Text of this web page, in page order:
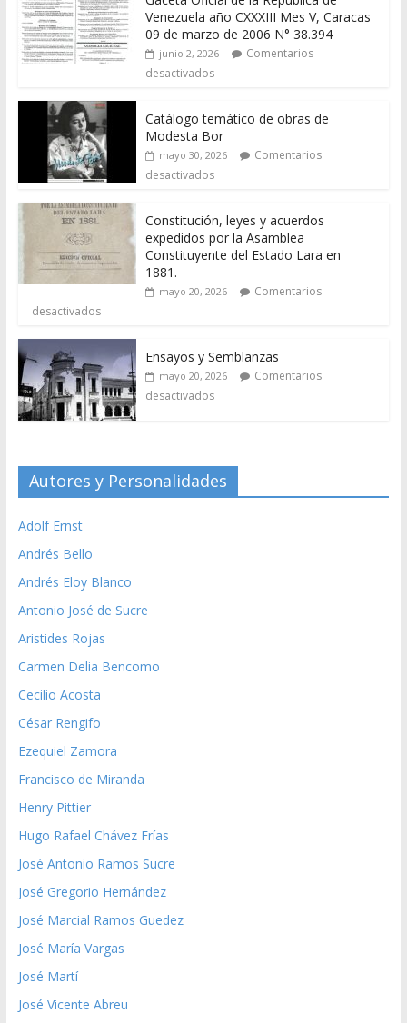
Venezuela año CXXXIII Mes V, Caracas
09 de marzo de 2006 N° 38.394
junio 2, 2026
Comentarios
desactivados
Catálogo temático de obras de
Modesta Bor
mayo 30, 2026
Comentarios
desactivados
Constitución, leyes y acuerdos
expedidos por la Asamblea
Constituyente del Estado Lara en
1881.
mayo 20, 2026
Comentarios
desactivados
Ensayos y Semblanzas
mayo 20, 2026
Comentarios
desactivados
Autores y Personalidades
Adolf Ernst
Andrés Bello
Andrés Eloy Blanco
Antonio José de Sucre
Aristides Rojas
Carmen Delia Bencomo
Cecilio Acosta
César Rengifo
Ezequiel Zamora
Francisco de Miranda
Henry Pittier
Hugo Rafael Chávez Frías
José Antonio Ramos Sucre
José Gregorio Hernández
José Marcial Ramos Guedez
José María Vargas
José Martí
José Vicente Abreu